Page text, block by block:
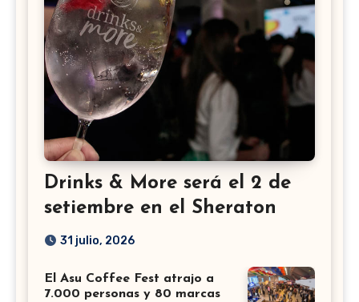
Drinks & More será el 2 de
setiembre en el Sheraton
31 julio, 2026
El Asu Coffee Fest atrajo a
7.000 personas y 80 marcas